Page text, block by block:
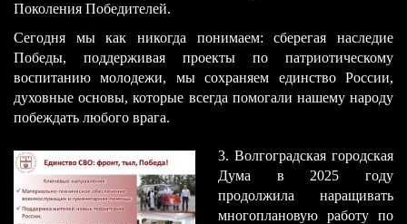
Поколения Победителей.
Сегодня мы как никогда понимаем: сберегая наследие
Победы, поддерживая проекты по патриотическому
воспитанию молодежи, мы сохраняем единство России,
духовные основы, которые всегда помогали нашему народу
побеждать любого врага.
​3. Волгоградская городская
Дума в 2025 году
продолжила наращивать
многоплановую работу по